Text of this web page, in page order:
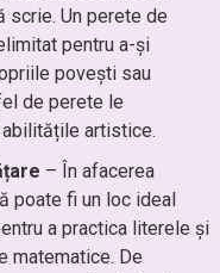
scrie. Un perete de
pentru a-și
povești sau
de perete le
artistice.
– În afacerea
poate fi un loc ideal
a practica literele și
matematice. De